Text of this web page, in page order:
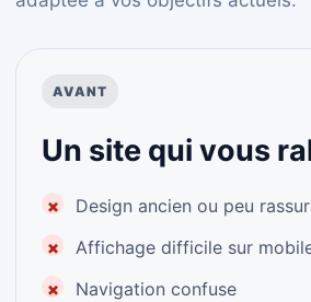
AVANT
Un site qui vous
Design ancien ou peu
Affichage difficile sur
Navigation confuse